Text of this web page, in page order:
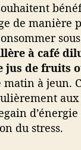
de manière
à café
jus de fruits
matin à jeun.
aux
d’énergie
du stress.